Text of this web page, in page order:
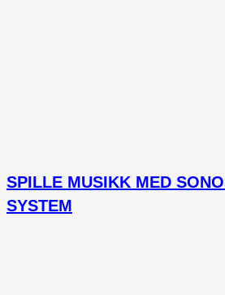
SPILLE MUSIKK MED
SYSTEM